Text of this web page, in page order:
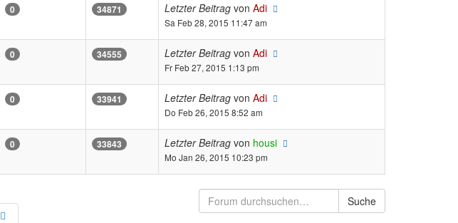
0 34871 Letzter Beitrag von Adi
Sa Feb 28, 2015 11:47 am
0 34555 Letzter Beitrag von Adi
Fr Feb 27, 2015 1:13 pm
0 33941 Letzter Beitrag von Adi
Do Feb 26, 2015 8:52 am
0 33843 Letzter Beitrag von housi
Mo Jan 26, 2015 10:23 pm
Nächste
Suche